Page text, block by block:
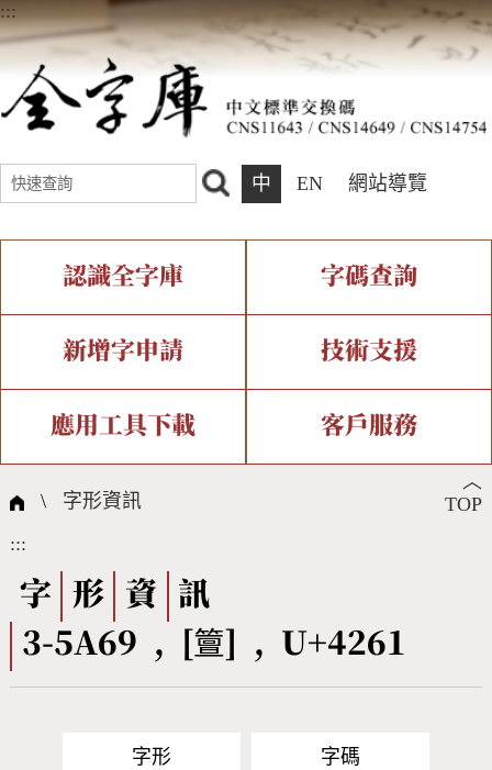
:::
中 EN 網站導覽
認識全字庫
全字庫介紹 全字庫現況
中文碼介紹 專有名詞介紹
國際字碼相關組織
字碼查詢
IDS查詢 部件查詢
複合查詢 注音查詢
筆畫查詢
筆順序查詢
CNS查詢 Unicode查詢
新增字申請
新字申請處理流程
技術支援
字形即時顯示 造字解決方案
全字庫授權 轉碼Web Service
應用工具下載
個人電腦造字處理工具
字形下載
客戶服務
問題集
熱門查詢統計
︿
TOP
\ 字形資訊
:::
字 形 資
訊
3-5A69 , [䉡] , U+4261
字形 字碼